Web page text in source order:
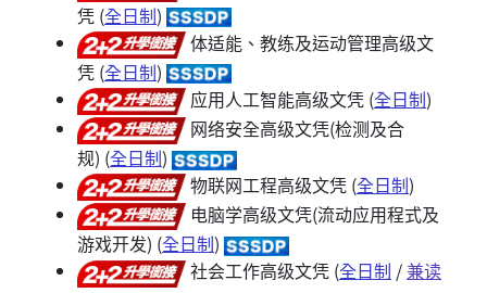
凭 (全日制)
体适能、教练及运动管理高级文
凭 (全日制)
应用人工智能高级文凭 (全日制)
网络安全高级文凭(检测及合
规) (全日制)
物联网工程高级文凭 (全日制)
电脑学高级文凭(流动应用程式及
游戏开发) (全日制)
社会工作高级文凭 (全日制 / 兼读